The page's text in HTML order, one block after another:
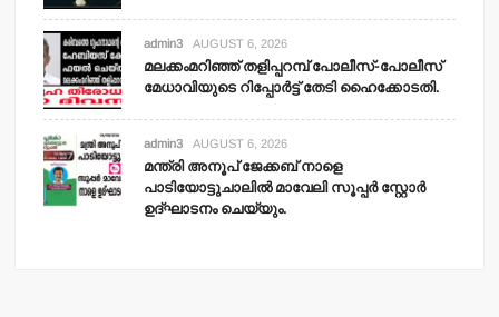
admin3 AUGUST 6, 2026
മലക്കംമറിഞ്ഞ് തളിപ്പറമ്പ് പോലീസ്-പോലീസ്
മേധാവിയുടെ റിപ്പോര്‍ട്ട് തേടി ഹൈക്കോടതി.
admin3 AUGUST 6, 2026
മന്ത്രി അനൂപ് ജേക്കബ് നാളെ
പാടിയോട്ടുചാലില്‍ മാവേലി സൂപ്പര്‍ സ്റ്റോര്‍
ഉദ്ഘാടനം ചെയ്യും.